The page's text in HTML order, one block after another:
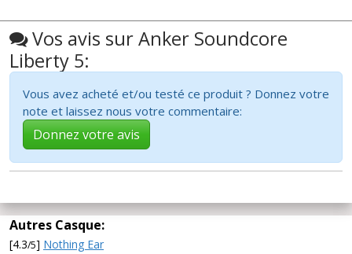
Vos avis sur Anker Soundcore
Liberty 5:
Vous avez acheté et/ou testé ce produit ? Donnez votre
note et laissez nous votre commentaire:
Donnez votre avis
Autres Casque:
[4.3/5] Nothing Ear